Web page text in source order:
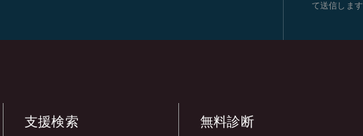
て送信します
支援検索 無料診断